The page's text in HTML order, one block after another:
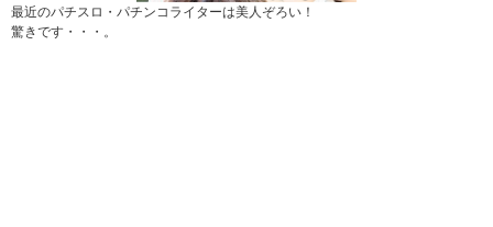
最近のパチスロ・パチンコライターは美人ぞろい！
驚きです・・・。